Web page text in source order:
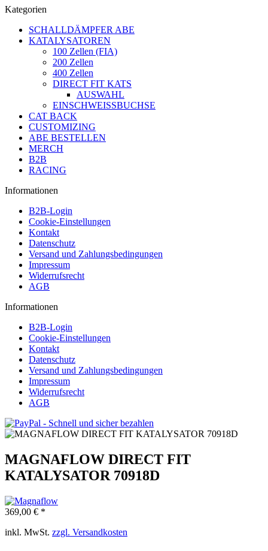
Kategorien
SCHALLDÄMPFER ABE
KATALYSATOREN
100 Zellen (FIA)
200 Zellen
400 Zellen
DIRECT FIT KATS
AUSWAHL
EINSCHWEISSBUCHSE
CAT BACK
CUSTOMIZING
ABE BESTELLEN
MERCH
B2B
RACING
Informationen
B2B-Login
Cookie-Einstellungen
Kontakt
Datenschutz
Versand und Zahlungsbedingungen
Impressum
Widerrufsrecht
AGB
Informationen
B2B-Login
Cookie-Einstellungen
Kontakt
Datenschutz
Versand und Zahlungsbedingungen
Impressum
Widerrufsrecht
AGB
MAGNAFLOW DIRECT FIT
KATALYSATOR 70918D
369,00 € *
inkl. MwSt. zzgl. Versandkosten